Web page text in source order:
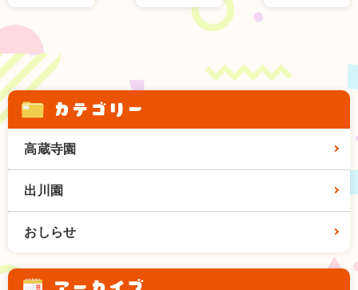
カテゴリー
高蔵寺園
出川園
おしらせ
アーカイブ